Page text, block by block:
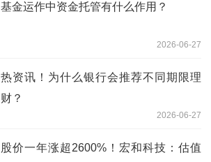
基金运作中资金托管有什么作用？
2026-06-27
热资讯！为什么银行会推荐不同期限理
财？
2026-06-27
股价一年涨超2600%！宏和科技：估值